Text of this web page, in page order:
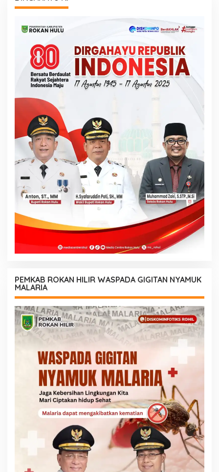
PEMKAB ROKAN HILIR WASPADA GIGITAN NYAMUK
MALARIA